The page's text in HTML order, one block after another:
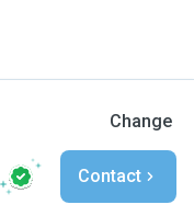
Change
Contact